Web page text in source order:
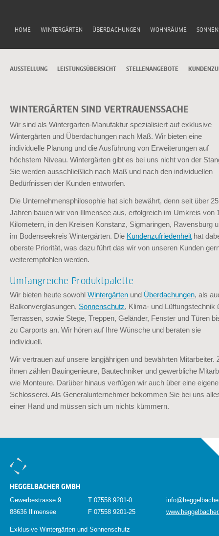
HOME WINTERGÄRTEN ÜBERDACHUNGEN WOHNRÄUME
AUSSTELLUNG LEISTUNGSÜBERSICHT STELLENANGEBOTE
WINTERGÄRTEN SIND VERTRAUENSSACHE
Wir sind als Wintergarten-Manufaktur spezialisiert auf exklusive
Wintergärten und Überdachungen nach Maß. Wir bieten eine
individuelle Planung und die Ausführung von Erweiterungen auf
höchstem Niveau. Wintergärten gibt es bei uns nicht von der
Sie werden ausschließlich nach Maß und nach den individuellen
Bedürfnissen der Kunden entworfen.
Die Unternehmensphilosophie hat sich bewährt, denn seit über 25
Jahren bauen wir von Illmensee aus, erfolgreich im Umkreis von
Kilometern, in den Kreisen Konstanz, Sigmaringen, Ravensburg
im Bodenseekreis Wintergärten. Die Kundenzufriedenheit hat
oberste Priorität, was dazu führt das wir von unseren Kunden
weiterempfohlen werden.
Umfangreiche Produktpalette
Wir bieten heute sowohl Wintergärten und Überdachungen, als
Balkonverglasungen, Sonnenschutz, Klima- und Lüftungstechnik
Terrassen, sowie Stege, Treppen, Geländer, Fenster und Türen
zu Carports an. Wir hören auf Ihre Wünsche und beraten sie
individuell.
Wir vertrauen auf unsere langjährigen und bewährten Mitarbeiter.
ihnen zählen Bauingenieure, Bautechniker und gewerbliche
wie Monteure. Darüber hinaus verfügen wir auch über eine eigene
Schlosserei. Als Generalunternehmer bekommen Sie bei uns
einer Hand und müssen sich um nichts kümmern.
HEGGELBACHER GMBH
Gewerbestrasse 9
88636 Illmensee
T 07558 9201-0
F 07558 9201-25
Exklusive Wintergärten und Sonnenschutz